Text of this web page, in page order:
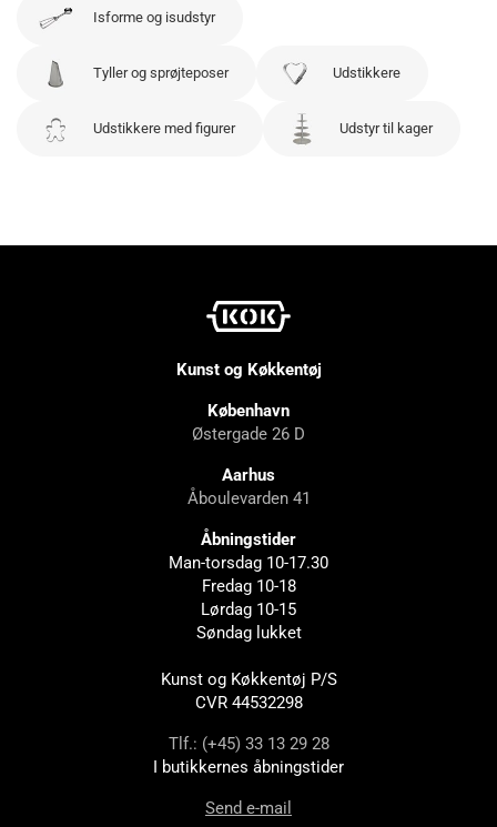
Isforme og isudstyr
Tyller og sprøjteposer Udstikkere
Udstikkere med figurer Udstyr til kager
Kunst og Køkkentøj
København
Østergade 26 D
Aarhus
Åboulevarden 41
Åbningstider
Man-torsdag 10-17.30
Fredag 10-18
Lørdag 10-15
Søndag lukket
Kunst og Køkkentøj P/S
CVR 44532298
Tlf.: (+45) 33 13 29 28
I butikkernes åbningstider
Send e-mail